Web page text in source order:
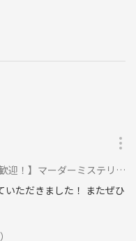
ステリー『優しい死神の席』 in梅田🕯に参加
ただきました！ またぜひ